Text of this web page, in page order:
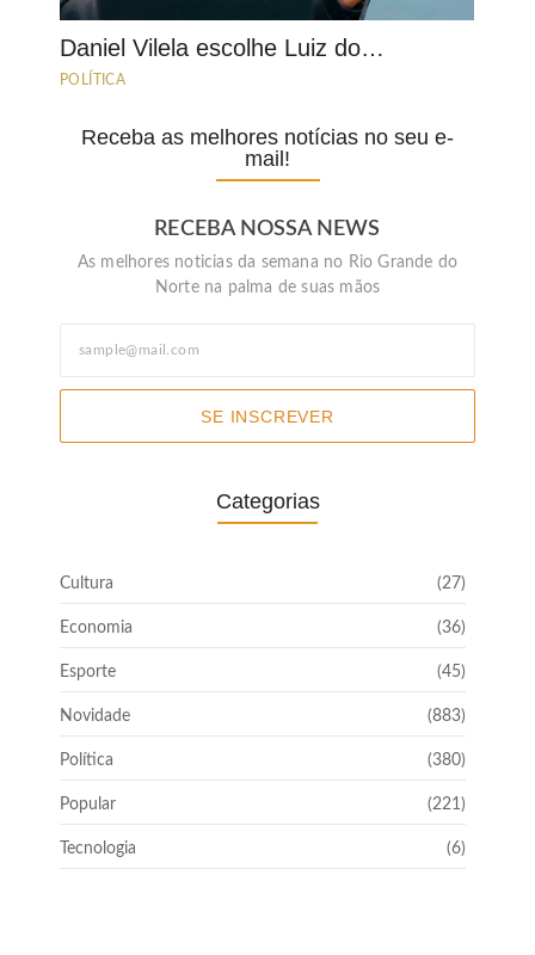
Daniel Vilela escolhe Luiz do…
POLÍTICA
Receba as melhores notícias no seu e-
mail!
RECEBA NOSSA NEWS
As melhores noticias da semana no Rio Grande do
Norte na palma de suas mãos
SE INSCREVER
Categorias
Cultura (27)
Economia (36)
Esporte (45)
Novidade (883)
Política (380)
Popular (221)
Tecnologia (6)